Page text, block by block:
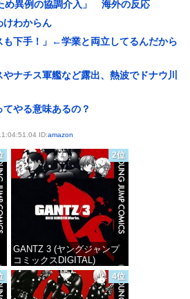
め異例の協調介入」 海外の反応
けわからん
も下手！」←学業と両立してるんだから
ナチス軍艦など露出、熱波でドナウ川
やる意味あるの？
ID:amazon
2位
GANTZ 3 (ヤングジャンプ
コミックスDIGITAL)
価格：¥100
4位